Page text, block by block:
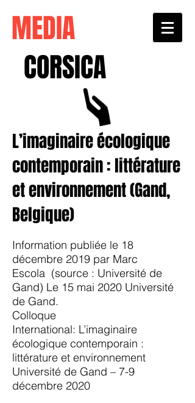
MEDIA
CORSICA
L’imaginaire écologique
contemporain : littérature
et environnement (Gand,
Belgique)
Information publiée le 18
décembre 2019 par Marc
Escola (source : Université de
Gand) Le 15 mai 2020 Université
de Gand.
Colloque
International: L’imaginaire
écologique contemporain :
littérature et environnement
Université de Gand – 7-9
décembre 2020